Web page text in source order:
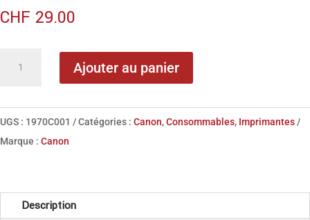
CHF 29.00
d'encre
noire
rendement
Canon
Ajouter au panier
UGS : 1970C001 Catégories : Canon,Consommables, Imprimantes
Marque : Canon
Description